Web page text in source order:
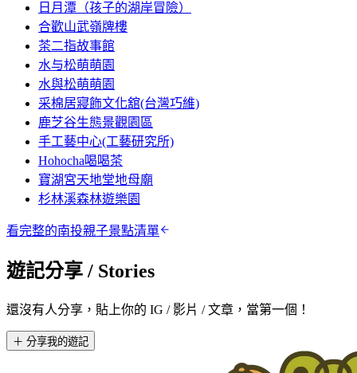
日月潭（孩子的湖岸冒險）
合歡山武嶺牌樓
茶二指故事館
水与松萌萌園
水與松萌萌園
采棉居寢飾文化舘(台灣巧維)
鹿芝谷生態景觀園區
手工藝中心(工藝研究所)
Hohocha喝喝茶
寶湖宮天地堂地母廟
杉林溪森林遊樂園
看完整的南投親子景點清單
遊記分享 / Stories
還沒有人分享，貼上你的 IG / 影片 / 文章，當第一個！
＋ 分享我的遊記